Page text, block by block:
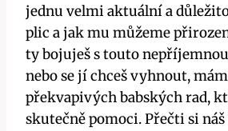
jednu velmi aktuální a
plic a jak mu můžeme
ty bojuješ s touto
nebo se jí chceš vyhnout,
překvapivých babských rad,
skutečně pomoci. Přečti si náš